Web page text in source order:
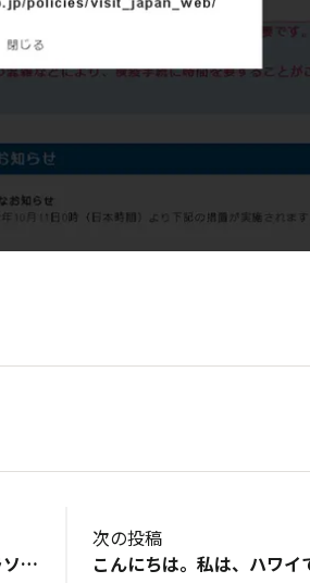
みなさん、はじめまして✨初ホノルルマラソン参加のTHREEと申します‼︎しかも初フルマラソン😆いつかはフルマラソンに挑戦してみたいと思いつつ、、、記念大会という事で、今回勢いでホノルルに挑戦してみる事にしました😃42.195km未知の世界⁉︎ワクワクしつつも、一人参加で不安だらけですが、完走目指してみなさんと一緒に頑張りたいです。色んな情報教えて下さい‼︎ よろしくお願い致します。
次の投稿